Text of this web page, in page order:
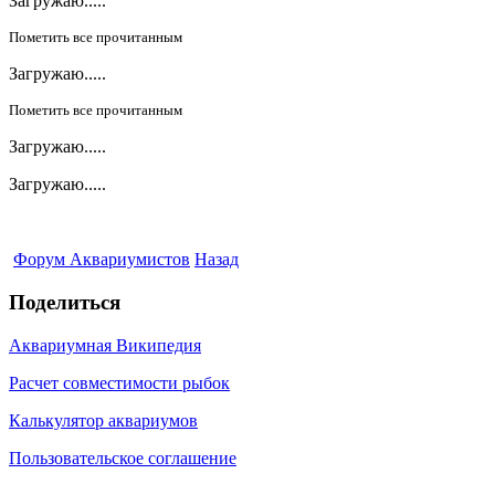
Пометить все прочитанным
Загружаю.....
Пометить все прочитанным
Загружаю.....
Загружаю.....
Форум Аквариумистов Назад
Поделиться
Аквариумная Википедия
Расчет совместимости рыбок
Калькулятор аквариумов
Пользовательское соглашение